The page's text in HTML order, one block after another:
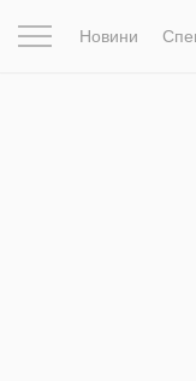
Новини